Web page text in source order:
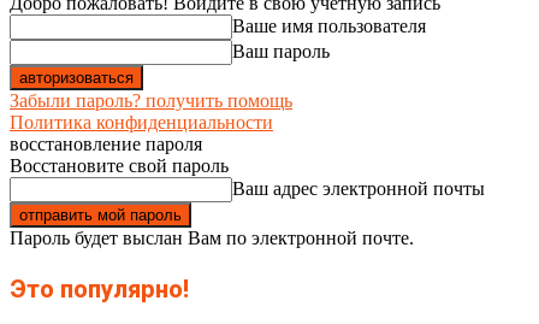
Ваше имя пользователя
Ваш пароль
Забыли пароль? получить помощь
Политика конфиденциальности
восстановление пароля
Восстановите свой пароль
Ваш адрес электронной почты
Пароль будет выслан Вам по электронной почте.
Это популярно!